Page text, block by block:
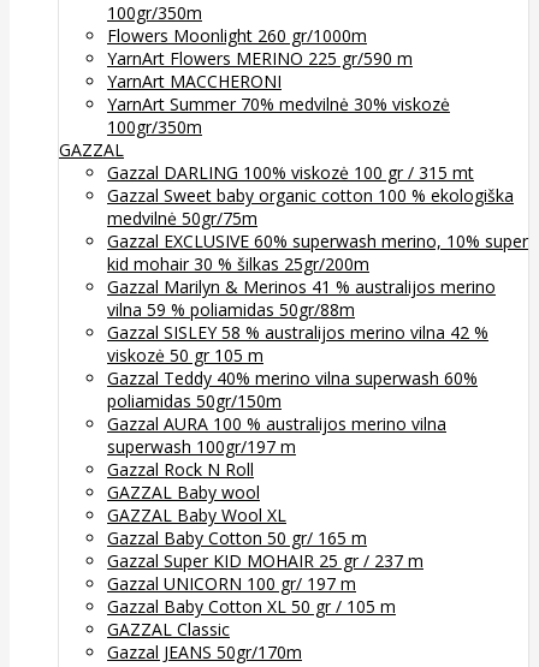
100gr/350m
Flowers Moonlight 260 gr/1000m
YarnArt Flowers MERINO 225 gr/590 m
YarnArt MACCHERONI
YarnArt Summer 70% medvilnė 30% viskozė
100gr/350m
GAZZAL
Gazzal DARLING 100% viskozė 100 gr / 315 mt
Gazzal Sweet baby organic cotton 100 % ekologiška
medvilnė 50gr/75m
Gazzal EXCLUSIVE 60% superwash merino, 10% super
kid mohair 30 % šilkas 25gr/200m
Gazzal Marilyn & Merinos 41 % australijos merino
vilna 59 % poliamidas 50gr/88m
Gazzal SISLEY 58 % australijos merino vilna 42 %
viskozė 50 gr 105 m
Gazzal Teddy 40% merino vilna superwash 60%
poliamidas 50gr/150m
Gazzal AURA 100 % australijos merino vilna
superwash 100gr/197 m
Gazzal Rock N Roll
GAZZAL Baby wool
GAZZAL Baby Wool XL
Gazzal Baby Cotton 50 gr/ 165 m
Gazzal Super KID MOHAIR 25 gr / 237 m
Gazzal UNICORN 100 gr/ 197 m
Gazzal Baby Cotton XL 50 gr / 105 m
GAZZAL Classic
Gazzal JEANS 50gr/170m